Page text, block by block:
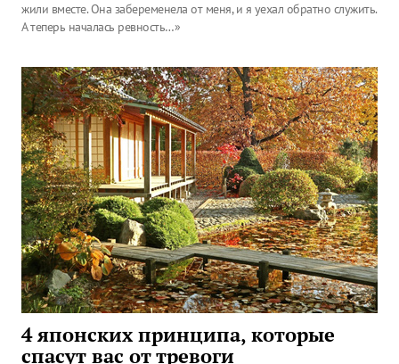
жили вместе. Она забеременела от меня, и я уехал обратно служить.
А теперь началась ревность…»
4 японских принципа, которые
спасут вас от тревоги